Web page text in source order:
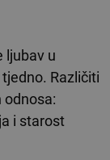
ljubav u
Različiti
i starost